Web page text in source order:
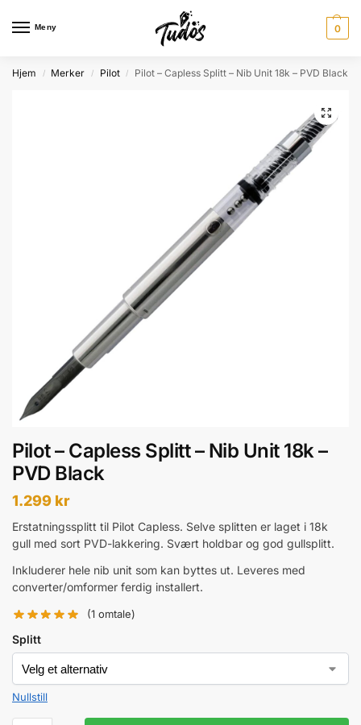
Meny 0
Hjem / Merker / Pilot / Pilot – Capless Splitt – Nib Unit 18k – PVD Black
Pilot – Capless Splitt – Nib Unit 18k –
PVD Black
1.299 kr
Erstatningssplitt til Pilot Capless. Selve splitten er laget i 18k
gull med sort PVD-lakkering. Svært holdbar og god gullsplitt.
Inkluderer hele nib unit som kan byttes ut. Leveres med
converter/omformer ferdig installert.
(1 omtale)
Splitt
Nullstill